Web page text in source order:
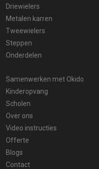
Driewielers
Metalen karren
Tweewielers
Steppen
Onderdelen
Samenwerken met Okido
Kinderopvang
Scholen
Over ons
Video instructies
Offerte
Blogs
Contact